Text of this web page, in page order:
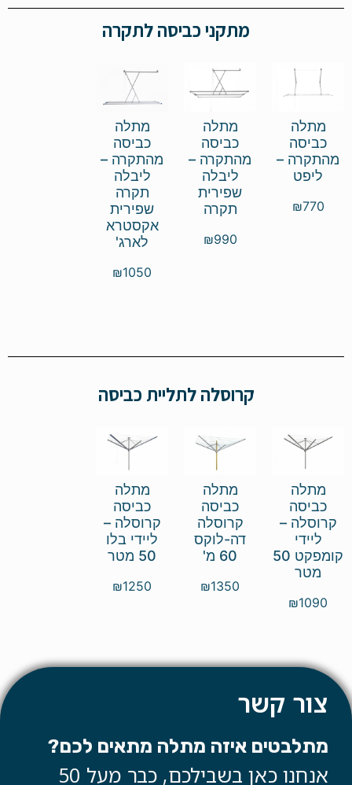
מתקני כביסה לתקרה
מתלה
כביסה
מהתקרה –
ליפט
₪770
מתלה
כביסה
מהתקרה –
ליבלה
שפירית
תקרה
₪990
מתלה
כביסה
מהתקרה –
ליבלה
תקרה
שפירית
אקסטרא
לארג'
₪1050
קרוסלה לתליית כביסה
מתלה
כביסה
קרוסלה –
ליידי
קומפקט 50
מטר
₪1090
מתלה
כביסה
קרוסלה
דה-לוקס
60 מ'
₪1350
מתלה
כביסה
קרוסלה –
ליידי בלו
50 מטר
₪1250
צור קשר
מתלבטים איזה מתלה מתאים לכם?
אנחנו כאן בשבילכם, כבר מעל 50